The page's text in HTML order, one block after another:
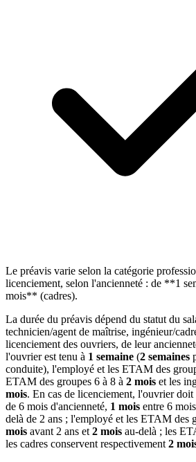
Le préavis varie selon la catégorie
licenciement, selon l'ancienneté : de **1
mois** (cadres).
La durée du préavis dépend du statut du
technicien/agent de maîtrise, ingénieur/
licenciement des ouvriers, de leur
l'ouvrier est tenu à 1 semaine (2 semaines
conduite), l'employé et les ETAM des
ETAM des groupes 6 à 8 à 2 mois et les
mois. En cas de licenciement, l'ouvrier doit
de 6 mois d'ancienneté, 1 mois entre 6
delà de 2 ans ; l'employé et les ETAM des
mois avant 2 ans et 2 mois au-delà ; les
les cadres conservent respectivement 2